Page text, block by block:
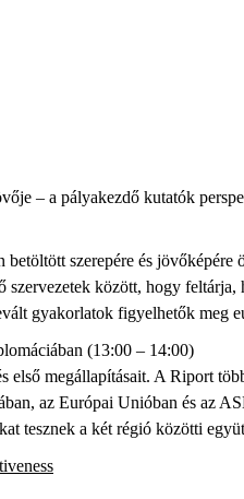
– a pályakezdő kutatók
szerepére és
között, hogy
gyakorlatok figyelhetők meg
(13:00 – 14:00)
megállapításait. A Riport
az Európai Unióban és az
tesznek a két régió közötti